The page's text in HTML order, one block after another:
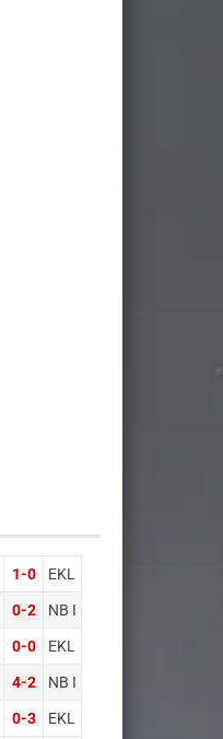
1-0 EKL
0-2 NB I
0-0 EKL
4-2 NB I
0-3 EKL